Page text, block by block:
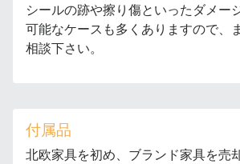
シールの跡や擦り傷といったダメー
可能なケースも多くありますので、
相談下さい。
付属品
北欧家具を初め、ブランド家具を売